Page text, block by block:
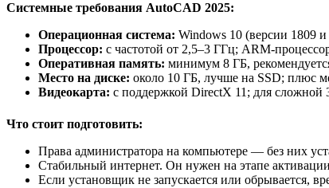
Системные требования AutoCAD 2025:
Операционная система: Windows 10 (версии 1809
Процессор: с частотой от 2,5–3 ГГц; ARM-
Оперативная память: минимум 8 ГБ,
Место на диске: около 10 ГБ, лучше на SSD; плюс
Видеокарта: с поддержкой DirectX 11; для
Что стоит подготовить:
Права администратора на компьютере — без них
Стабильный интернет. Он нужен на этапе
Если установщик не запускается или обрывается,